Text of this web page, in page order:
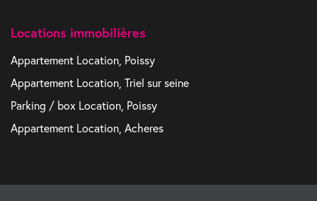
Locations immobilières
Appartement Location, Poissy
Appartement Location, Triel sur seine
Parking / box Location, Poissy
Appartement Location, Acheres